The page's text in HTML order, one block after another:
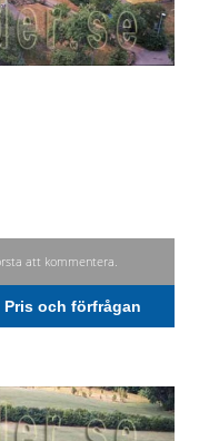
att kommentera.
Pris och förfrågan